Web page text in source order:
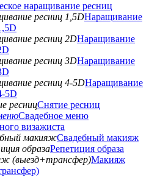
наращивание ресниц
Наращивание
Наращивание
Наращивание
Наращивание
5D
Снятие ресниц
Свадебное меню
визажиста
Свадебный макияж
Репетиция образа
Макияж